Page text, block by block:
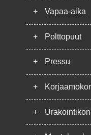
+ Vapaa-aika
+ Polttopuut
+ Pressu
+
+